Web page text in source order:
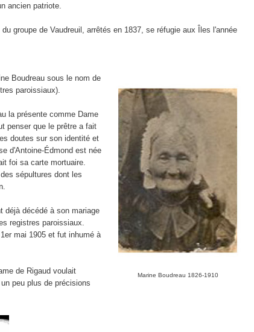
ancien patriote.
groupe de Vaudreuil, arrêtés en 1837, se réfugie aux Îles l'année
Marine Boudreau 1826-1910
Boudreau sous le nom de
paroissiaux).
la présente comme Dame
penser que le prêtre a fait
doutes sur son identité et
d'Antoine-Édmond est née
foi sa carte mortuaire.
sépultures dont les
déjà décédé à son mariage
registres paroissiaux.
mai 1905 et fut inhumé à
de Rigaud voulait
peu plus de précisions